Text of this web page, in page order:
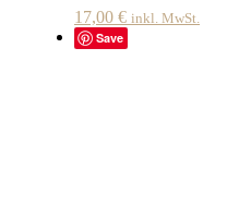
17,00 € inkl. MwSt.
Save